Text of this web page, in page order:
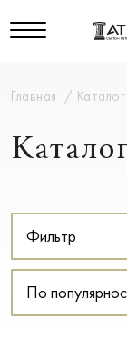
Главная
Фильтр
По